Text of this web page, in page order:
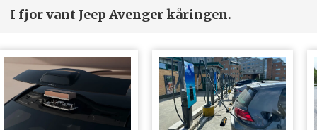
I fjor vant Jeep Avenger kåringen.